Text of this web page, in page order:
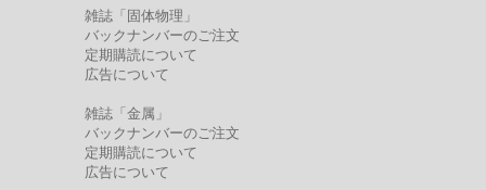
雑誌「固体物理」
バックナンバーのご注文
定期購読について
広告について
雑誌「金属」
バックナンバーのご注文
定期購読について
広告について